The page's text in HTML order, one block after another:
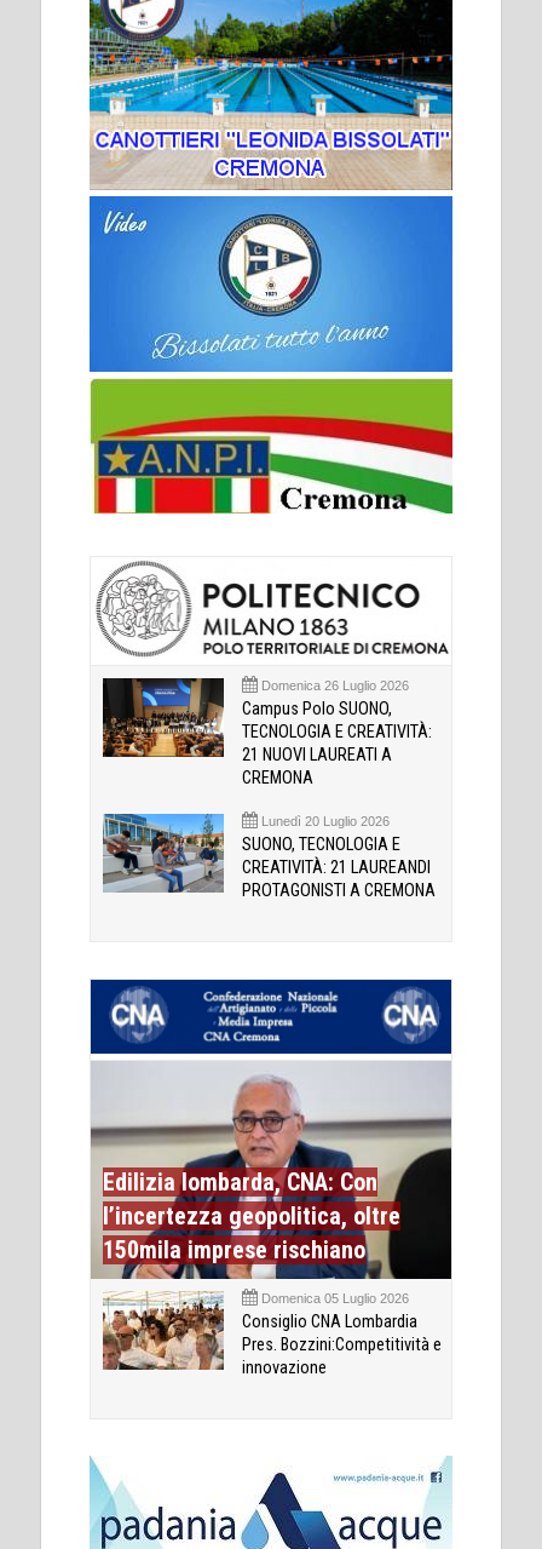
Domenica 26 Luglio 2026
Campus Polo SUONO,
TECNOLOGIA E CREATIVITÀ:
21 NUOVI LAUREATI A
CREMONA
Lunedì 20 Luglio 2026
SUONO, TECNOLOGIA E
CREATIVITÀ: 21 LAUREANDI
PROTAGONISTI A CREMONA
Edilizia lombarda, CNA: Con
l’incertezza geopolitica, oltre
150mila imprese rischiano
Domenica 05 Luglio 2026
Consiglio CNA Lombardia
Pres. Bozzini:Competitività e
innovazione